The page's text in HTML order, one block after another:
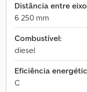
Distância entre
6 250 mm
Combustível:
diesel
Eficiência
C